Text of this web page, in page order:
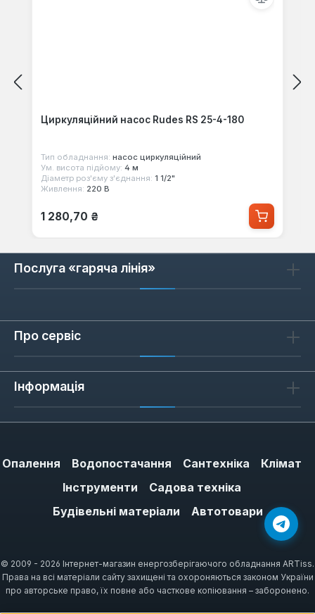
Циркуляційний насос Rudes RS 25-4-180
Тип обладнання: насос циркуляційний
Ум. висота підйому: 4 м
Діаметр роз'єму з'єднання: 1 1/2"
Живлення: 220 В
Звичайна ціна:
1 280,70 ₴
Послуга «гаряча лінія»
Про сервіс
Інформація
Опалення Водопостачання Сантехніка
Клімат
Інструменти
Садова техніка
Будівельні матеріали
Автотовари
© 2009 - 2026 Інтернет-магазин енергозберігаючого обладнання ARTiss.
Права на всі матеріали сайту захищені та охороняються законом України
про авторське право, їх повне або часткове копіювання – заборонено.